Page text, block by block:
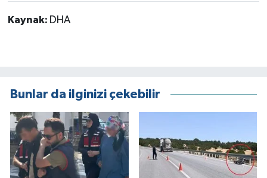
Kaynak: DHA
Bunlar da ilginizi çekebilir